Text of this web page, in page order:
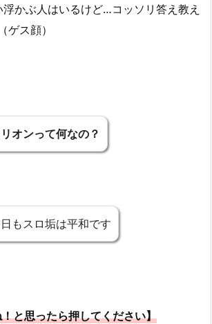
かぶ人はいるけど…コッソリ答え教え
ゲス顔）
オンって何なの？
もスロ垢は平和です
と思ったら押してください】